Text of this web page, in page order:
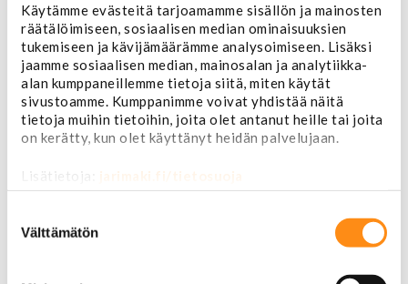
Käytämme evästeitä tarjoamamme sisällön ja mainosten
räätälöimiseen, sosiaalisen median ominaisuuksien
tukemiseen ja kävijämäärämme analysoimiseen. Lisäksi
jaamme sosiaalisen median, mainosalan ja analytiikka-
alan kumppaneillemme tietoja siitä, miten käytät
sivustoamme. Kumppanimme voivat yhdistää näitä
tietoja muihin tietoihin, joita olet antanut heille tai joita
on kerätty, kun olet käyttänyt heidän palvelujaan.
Lisätietoja: jarimaki.fi/tietosuoja
valinta
Välttämätön
Dodge
Ford P/U
Ford muut
Hummer
Jeep
Lincoln
Muut
Sumu- ja peruutusvalot
Sivuvalot ja markerit
Sähköosat